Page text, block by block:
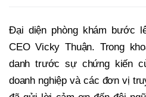
Đại diện phòng khám bước
CEO Vicky Thuận. Trong
danh trước sự chứng kiến
doanh nghiệp và các đơn vị